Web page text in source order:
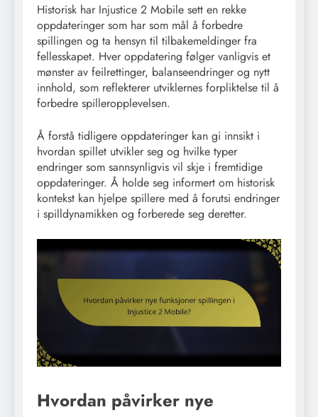
Historisk har Injustice 2 Mobile sett en rekke
oppdateringer som har som mål å forbedre
spillingen og ta hensyn til tilbakemeldinger fra
fellesskapet. Hver oppdatering følger vanligvis et
mønster av feilrettinger, balanseendringer og nytt
innhold, som reflekterer utviklernes forpliktelse til å
forbedre spilleropplevelsen.
Å forstå tidligere oppdateringer kan gi innsikt i
hvordan spillet utvikler seg og hvilke typer
endringer som sannsynligvis vil skje i fremtidige
oppdateringer. Å holde seg informert om historisk
kontekst kan hjelpe spillere med å forutsi endringer
i spilldynamikken og forberede seg deretter.
Hvordan påvirker nye